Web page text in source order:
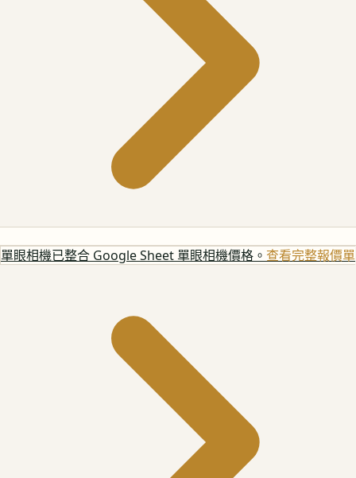
單眼相機已整合 Google Sheet 單眼相機價格。 查看完整報價單